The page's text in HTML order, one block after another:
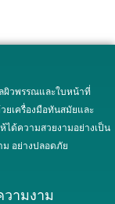
ผิวพรรณและใบหน้าที่
เครื่องมือทันสมัยและ
ด้ความสวยงามอย่างเป็น
ม อย่างปลอดภัย
ามงาม